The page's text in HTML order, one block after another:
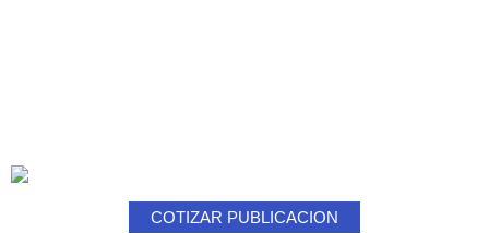
COTIZAR PUBLICACION